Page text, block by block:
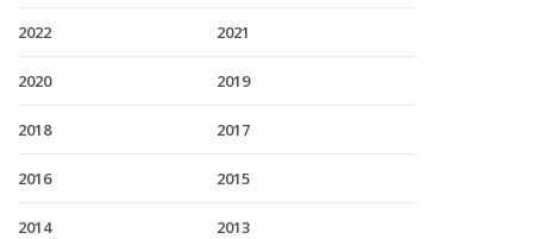
2022 2021
2020 2019
2018 2017
2016 2015
2014 2013